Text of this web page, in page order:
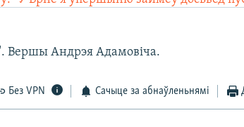
Вершы Андрэя Адамовіча.
Без VPN Сачыце за абнаўленьнямі